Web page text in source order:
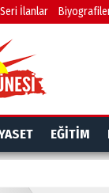
Seri İlanlar
EĞİTİM